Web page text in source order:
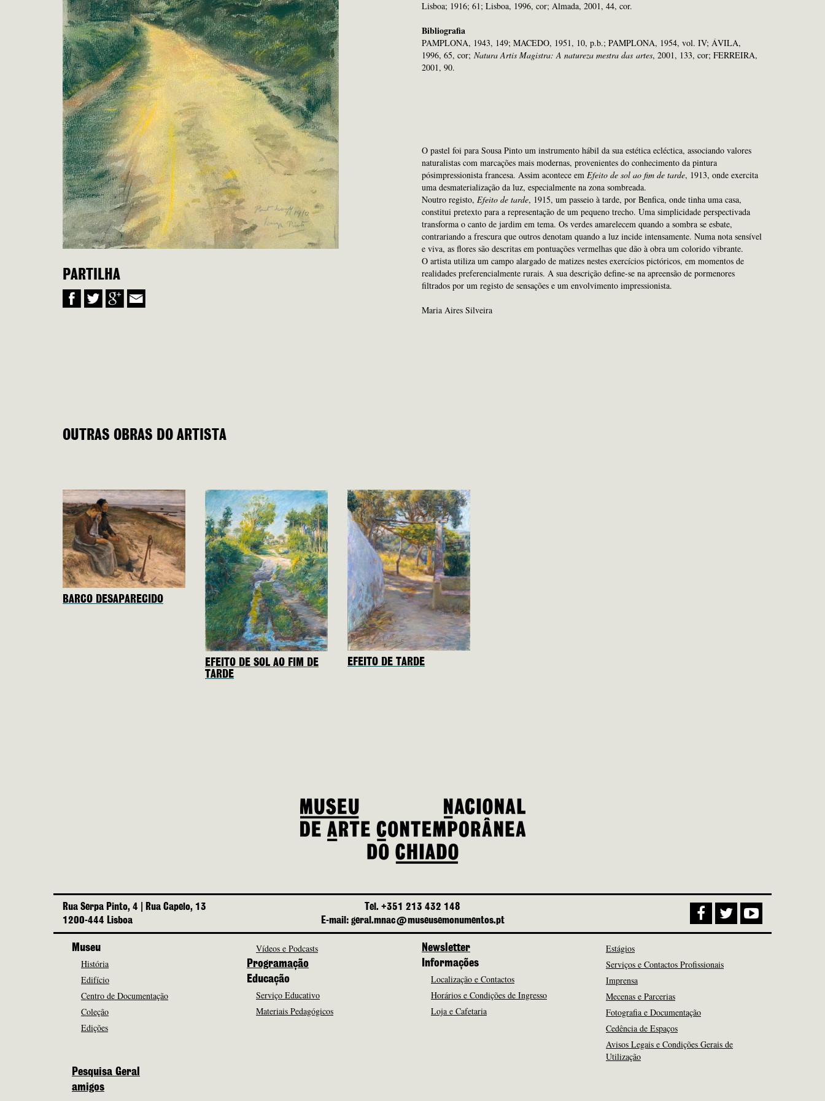
PARTILHA
Lisboa; 1916; 61; Lisboa, 1996, cor; Almada, 2001, 44, cor.
Bibliografia
PAMPLONA, 1943, 149; MACEDO, 1951, 10, p.b.; PAMPLONA, 1954, vol. IV; ÁVILA,
1996, 65, cor; Natura Artis Magistra: A natureza mestra das artes, 2001, 133, cor; FERREIRA,
2001, 90.
O pastel foi para Sousa Pinto um instrumento hábil da sua estética ecléctica, associando valores
naturalistas com marcações mais modernas, provenientes do conhecimento da pintura
pósimpressionista francesa. Assim acontece em Efeito de sol ao fim de tarde, 1913, onde exercita
uma desmaterialização da luz, especialmente na zona sombreada.
Noutro registo, Efeito de tarde, 1915, um passeio à tarde, por Benfica, onde tinha uma casa,
constitui pretexto para a representação de um pequeno trecho. Uma simplicidade perspectivada
transforma o canto de jardim em tema. Os verdes amarelecem quando a sombra se esbate,
contrariando a frescura que outros denotam quando a luz incide intensamente. Numa nota sensível
e viva, as flores são descritas em pontuações vermelhas que dão à obra um colorido vibrante.
O artista utiliza um campo alargado de matizes nestes exercícios pictóricos, em momentos de
realidades preferencialmente rurais. A sua descrição define-se na apreensão de pormenores
filtrados por um registo de sensações e um envolvimento impressionista.
Maria Aires Silveira
OUTRAS OBRAS DO ARTISTA
BARCO DESAPARECIDO
EFEITO DE SOL AO FIM DE
TARDE
EFEITO DE TARDE
Rua Serpa Pinto, 4 | Rua Capelo, 13
1200-444 Lisboa
Tel. +351 213 432 148
E-mail: geral.mnac@museusemonumentos.pt
Museu
História
Edifício
Centro de Documentação
Coleção
Edições
Vídeos e Podcasts
Programação
Educação
Serviço Educativo
Materiais Pedagógicos
Newsletter
Informações
Localização e Contactos
Horários e Condições de Ingresso
Loja e Cafetaria
Estágios
Serviços e Contactos Profissionais
Imprensa
Mecenas e Parcerias
Fotografia e Documentação
Cedência de Espaços
Avisos Legais e Condições Gerais de
Utilização
Pesquisa Geral
amigos